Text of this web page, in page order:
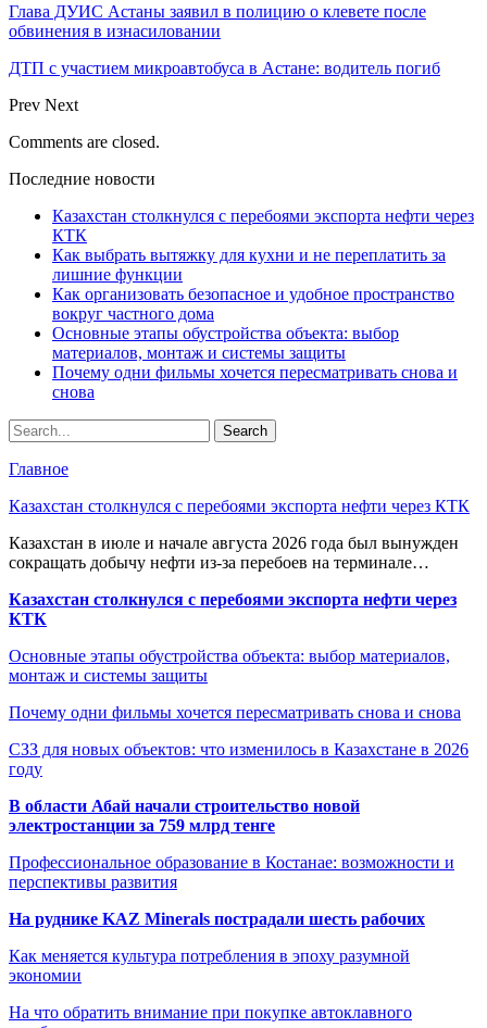
Глава ДУИС Астаны заявил в полицию о клевете после
обвинения в изнасиловании
ДТП с участием микроавтобуса в Астане: водитель погиб
Prev Next
Comments are closed.
Последние новости
Казахстан столкнулся с перебоями экспорта нефти через
КТК
Как выбрать вытяжку для кухни и не переплатить за
лишние функции
Как организовать безопасное и удобное пространство
вокруг частного дома
Основные этапы обустройства объекта: выбор
материалов, монтаж и системы защиты
Почему одни фильмы хочется пересматривать снова и
снова
Главное
Казахстан столкнулся с перебоями экспорта нефти через КТК
Казахстан в июле и начале августа 2026 года был вынужден
сокращать добычу нефти из-за перебоев на терминале…
Казахстан столкнулся с перебоями экспорта нефти через
КТК
Основные этапы обустройства объекта: выбор материалов,
монтаж и системы защиты
Почему одни фильмы хочется пересматривать снова и снова
СЗЗ для новых объектов: что изменилось в Казахстане в 2026
году
В области Абай начали строительство новой
электростанции за 759 млрд тенге
Профессиональное образование в Костанае: возможности и
перспективы развития
На руднике KAZ Minerals пострадали шесть рабочих
Как меняется культура потребления в эпоху разумной
экономии
На что обратить внимание при покупке автоклавного